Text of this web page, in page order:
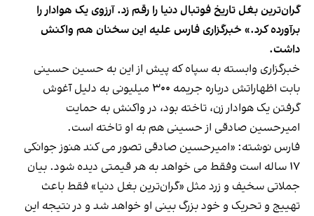
گران‌ترین بغل تاریخ فوتبال دنیا را رقم زد. آرزوی یک هوادار را
برآورده کرد.» خبرگزاری فارس علیه این سخنان هم واکنش
داشت.
خبرگزاری وابسته به سپاه که پیش از این به حسین حسینی
بابت اظهاراتش درباره جریمه ۳۰۰ میلیونی به دلیل آغوش
گرفتن یک هوادار زن، تاخته بود، در واکنش به حمایت
امیرحسین صادقی از حسینی هم به او تاخته است.
فارس نوشته: «امیرحسین صادقی تصور می کند هنوز جوانکی
۱۷ ساله است وفقط می خواهد به هر قیمتی دیده شود. بیان
جملاتی سخیف و زرد مثل «گران‌ترین بغل دنیا» فقط باعث
تهییج و تحریک و خود بزرگ بینی او خواهد شد و در نتیجه این